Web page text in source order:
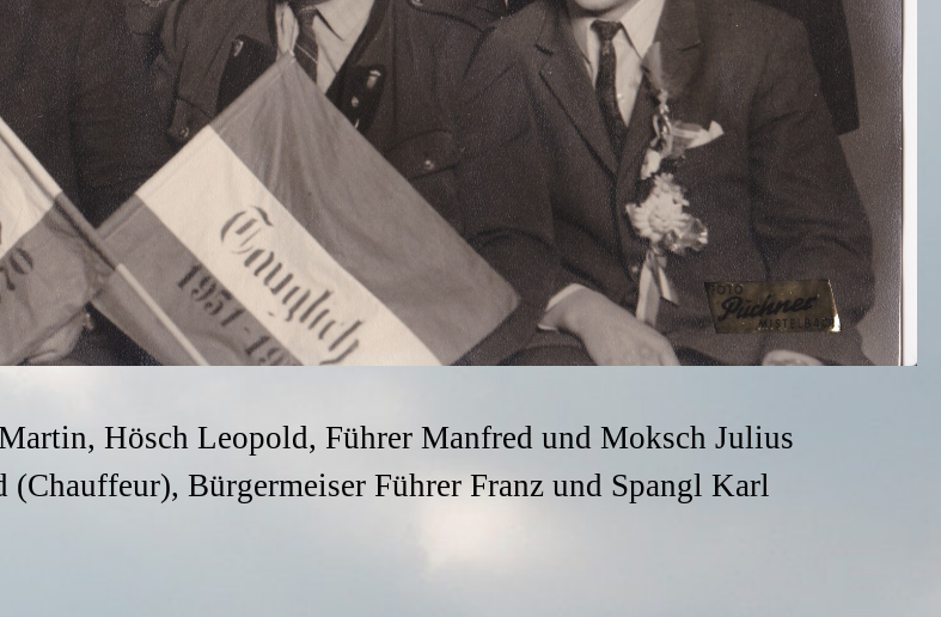
Hösch Leopold, Führer Manfred und Moksch Julius
Bürgermeiser Führer Franz und Spangl Karl